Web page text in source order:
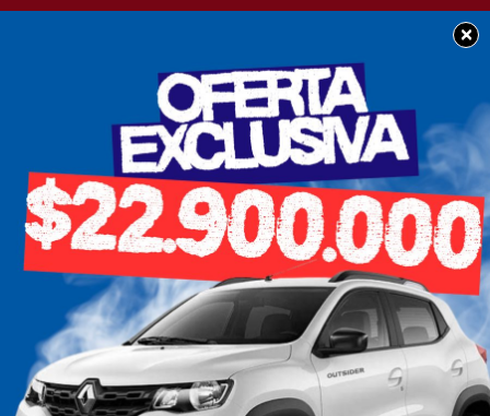
×
BUEN DÍA CHACABUCO
Muy feliz comienzo de
mes para tod@s